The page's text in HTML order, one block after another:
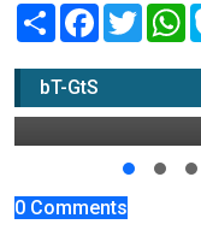
Share Facebook
Twitter
bT-GtS
IKPA Campus
Kehidupan
01 Februari 2019
0 Comments